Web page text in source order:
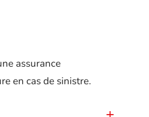
assurance
en cas de sinistre.